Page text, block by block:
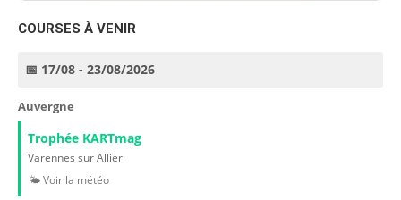
COURSES À VENIR
📅 17/08 - 23/08/2026
Auvergne
Trophée KARTmag
Varennes sur Allier
🌤️ Voir la météo